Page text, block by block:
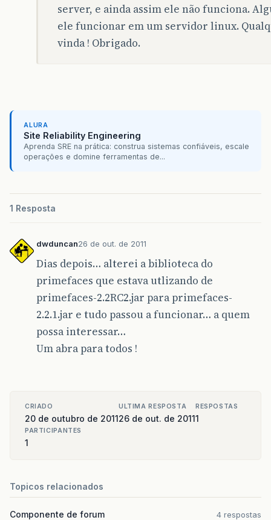
at org. apache .catalina .core.
at org.apache.catalina.connector.
at com.sun.grizzly.http. ProcessorTask.
at com.sun.grizzly.DefaultProtocolChain.
com sun grizzly
at com sun.grizzly.http.HttpProtocolChain
at com .sun .grizzly.
. . SelectionKeyContextTask
at com.sun. grizzly
at com .sun .grizzly
|#]
server, e ainda assim ele não funciona.
ele funcionar em um servidor linux.
vinda ! Obrigado.
ALURA
Site Reliability Engineering
Aprenda SRE na prática: construa sistemas confiáveis, escale
operações e domine ferramentas de...
1 Resposta
dwduncan26 de out. de 2011
Dias depois… alterei a biblioteca do
primefaces que estava utlizando de
primefaces-2.2RC2.jar para primefaces-
2.2.1.jar e tudo passou a funcionar… a quem
possa interessar…
Um abra para todos !
CRIADO
20 de outubro de 2011
ULTIMA RESPOSTA
26 de out. de 2011
RESPOSTAS
1
PARTICIPANTES
1
Topicos relacionados
Componente de forum 4 respostas